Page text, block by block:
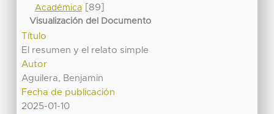
Académica[89]
Visualización del Documento
Título
El resumen y el relato simple
Autor
Aguilera, Benjamin
Fecha de publicación
2025-01-10